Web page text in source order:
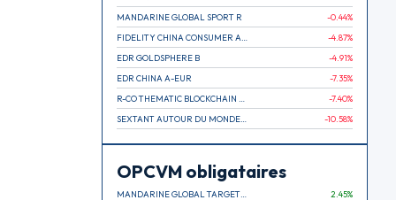
MANDARINE GLOBAL SPORT R
-0.44%
-4.87%
EDR GOLDSPHERE B
-4.91%
EDR CHINA A-EUR
-7.35%
-7.40%
-10.58%
OPCVM obligataires
2.45%